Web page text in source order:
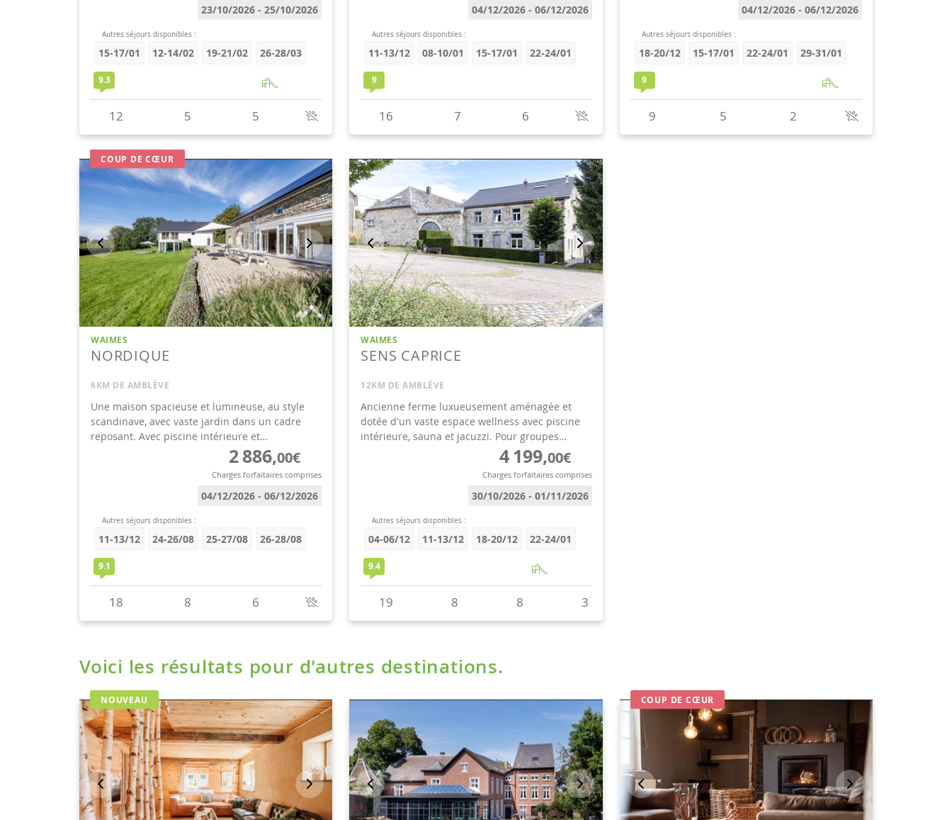
Voici les résultats pour d'autres destinations.